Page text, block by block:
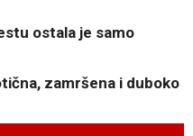
ostala je samo
zamršena i duboko